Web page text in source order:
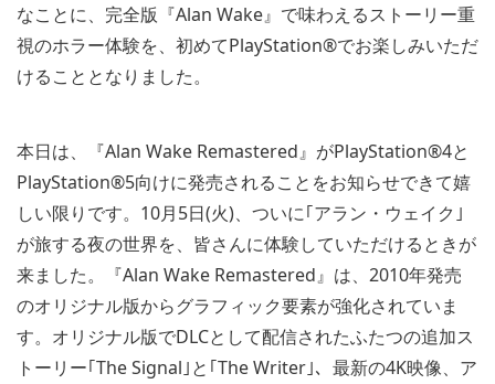
なことに、完全版『Alan Wake』で味わえるストーリー重
視のホラー体験を、初めてPlayStation®でお楽しみいただ
けることとなりました。
本日は、『Alan Wake Remastered』がPlayStation®4と
PlayStation®5向けに発売されることをお知らせできて嬉
しい限りです。10月5日(火)、ついに｢アラン・ウェイク｣
が旅する夜の世界を、皆さんに体験していただけるときが
来ました。『Alan Wake Remastered』は、2010年発売
のオリジナル版からグラフィック要素が強化されていま
す。オリジナル版でDLCとして配信されたふたつの追加ス
トーリー｢The Signal｣と｢The Writer｣、最新の4K映像、ア